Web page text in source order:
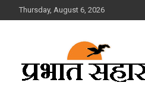
to
Thursday, August 6, 2026